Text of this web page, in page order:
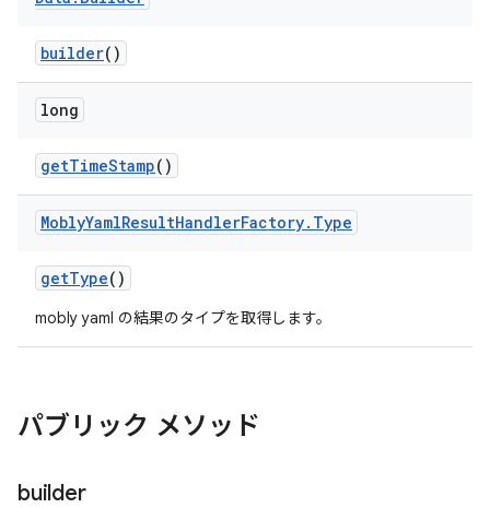
builder()
long
getTimeStamp()
MoblyYamlResultHandlerFactory. Type
getType()
mobly yaml の結果のタイプを取得します。
パブリック メソッド
builder